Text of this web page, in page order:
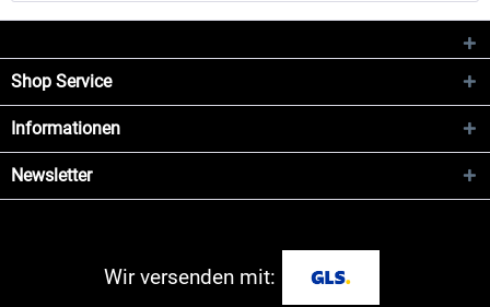
Shop Service
Informationen
Newsletter
Wir versenden mit: